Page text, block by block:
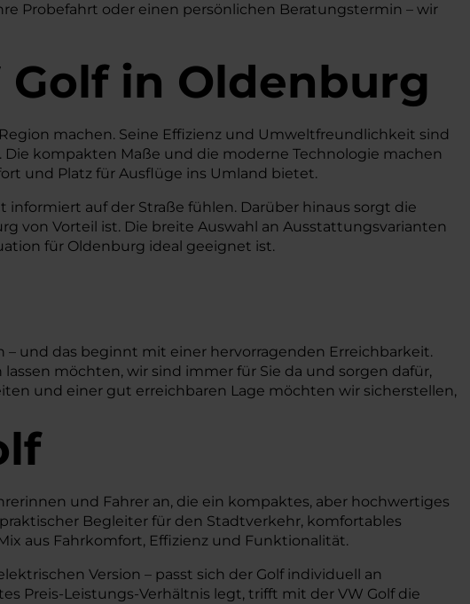
Probefahrt oder einen persönlichen Beratungstermin – wir
in Oldenburg
machen. Seine Effizienz und Umweltfreundlichkeit sind
kompakten Maße und die moderne Technologie machen
und Platz für Ausflüge ins Umland bietet.
auf der Straße fühlen. Darüber hinaus sorgt die
von Vorteil ist. Die breite Auswahl an Ausstattungsvarianten
für Oldenburg ideal geeignet ist.
und das beginnt mit einer hervorragenden Erreichbarkeit.
möchten, wir sind immer für Sie da und sorgen dafür,
und einer gut erreichbaren Lage möchten wir sicherstellen,
und Fahrer an, die ein kompaktes, aber hochwertiges
Begleiter für den Stadtverkehr, komfortables
aus Fahrkomfort, Effizienz und Funktionalität.
Version – passt sich der Golf individuell an
Preis-Leistungs-Verhältnis legt, trifft mit der VW Golf die